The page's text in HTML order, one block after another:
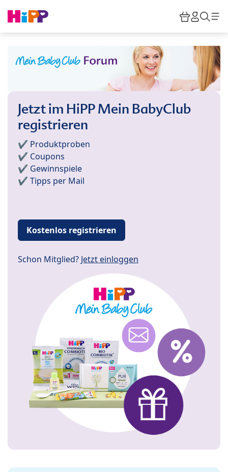
HiPP
Jetzt im HiPP Mein BabyClub
registrieren
✔️ Produktproben
✔️ Coupons
✔️ Gewinnspiele
✔️ Tipps per Mail
Kostenlos registrieren
Schon Mitglied? Jetzt einloggen